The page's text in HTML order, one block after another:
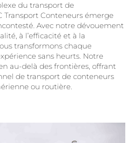
du transport de
Transport Conteneurs émerge
Avec notre dévouement
à l’efficacité et à la
transformons chaque
sans heurts. Notre
au-delà des frontières, offrant
de transport de conteneurs
ou routière.